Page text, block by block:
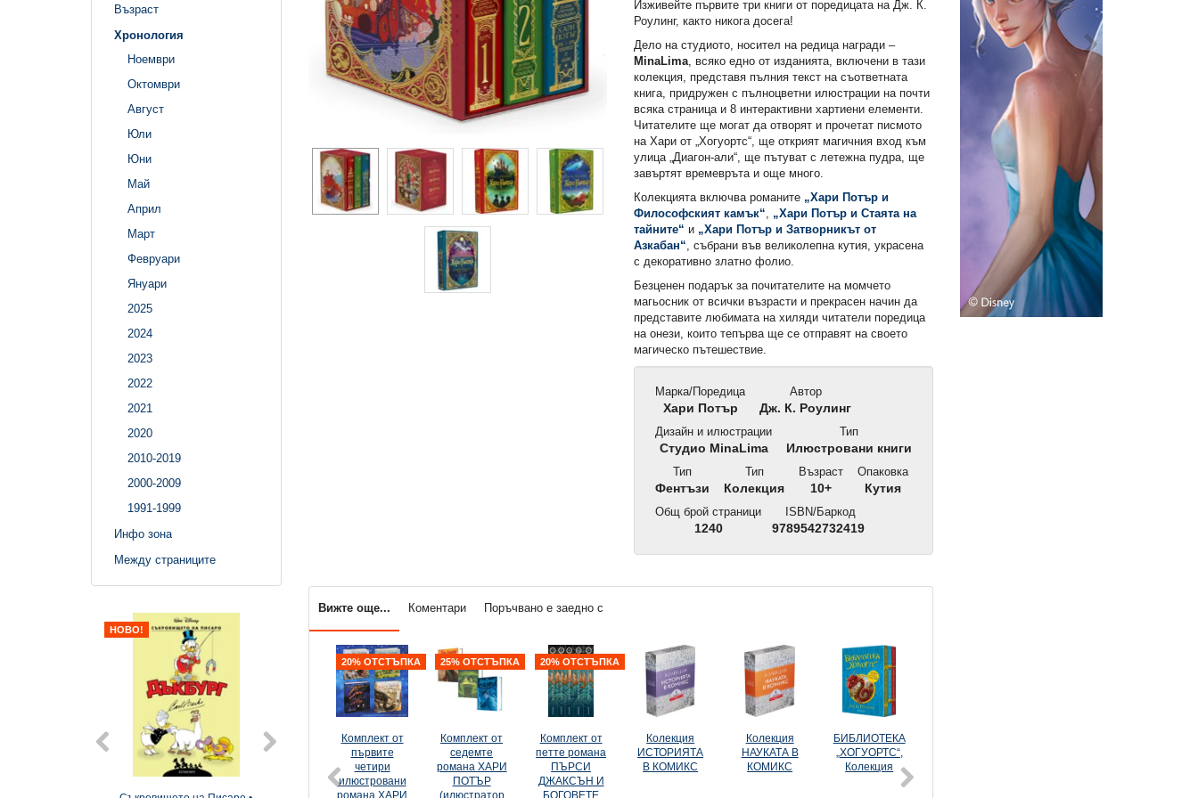
Възраст
Хронология
Ноември
Октомври
Август
Юли
Юни
Май
Април
Март
Февруари
Януари
2025
2024
2023
2022
2021
2020
2010-2019
2000-2009
1991-1999
Инфо зона
Между страниците
НОВО! НОВО!
Изживейте първите три книги от поредицата на Дж. К.
Роулинг, както никога досега!
Дело на студиото, носител на редица награди –
MinaLima , всяко едно от изданията, включени в тази
колекция, представя пълния текст на съответната
книга, придружен с пълноцветни илюстрации на почти
всяка страница и 8 интерактивни хартиени елементи.
Читателите ще могат да отворят и прочетат писмото
на Хари от „Хогуортс“, ще открият магичния вход към
улица „Диагон-али“, ще пътуват с летeжна пудра, ще
завъртят времевръта и още много.
Колекцията включва романите „Хари Потър и
Философският камък“
„Хари Потър и Стаята на
тайните“ и „Хари Потър и Затворникът от
Азкабан“ , събрани във великолепна кутия, украсена
с декоративно златно фолио.
Безценен подарък за почитателите на момчето
магьосник от всички възрасти и прекрасен начин да
представите любимата на хиляди читатели поредица
на онези, които тепърва ще се отправят на своето
магическо пътешествие.
Марка/Поредица
Хари Потър
Автор
Дж. К. Роулинг
Дизайн и илюстрации
Студио MinaLima
Тип
Илюстровани книги
Тип
Фентъзи
Тип
Колекция
Възраст
10+
Опаковка
Кутия
Общ брой страници
1240
ISBN/Баркод
9789542732419
Вижте още... Коментари Поръчвано е заедно с
20% ОТСТЪПКА
Комплект от
първите
четири
илюстровани
романа ХАРИ
25% ОТСТЪПКА
Комплект от
седемте
романа ХАРИ
ПОТЪР
(илюстратор
20% ОТСТЪПКА
Комплект от
петте романа
ПЪРСИ
ДЖАКСЪН И
БОГОВЕТЕ
Колекция
ИСТОРИЯТА
В КОМИКС
Колекция
НАУКАТА В
КОМИКС
БИБЛИОТЕКА
„ХОГУОРТС“,
Колекция